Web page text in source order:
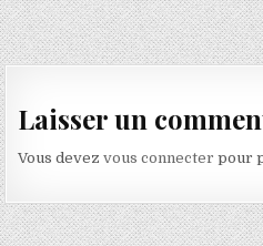
Navigation de
Laisser un
Vous devezvous connecter pour